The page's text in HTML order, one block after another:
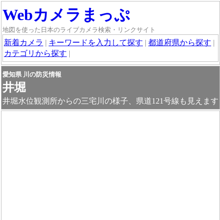
Webカメラまっぷ
地図を使った日本のライブカメラ検索・リンクサイト
新着カメラ | キーワードを入力して探す | 都道府県から探す |
カテゴリから探す |
愛知県 川の防災情報
井堀
井堀水位観測所からの三宅川の様子、県道121号線も見えます